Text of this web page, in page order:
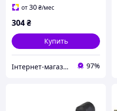
от30₴/мес
304₴
Купить
Інтернет-магазин Strikeshop 97%